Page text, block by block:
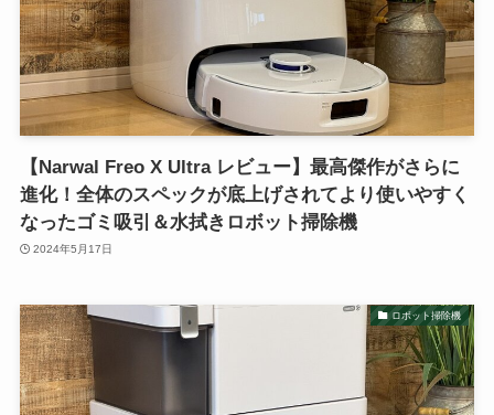
【Narwal Freo X Ultra レビュー】最高傑作がさらに
進化！全体のスペックが底上げされてより使いやすく
なったゴミ吸引＆水拭きロボット掃除機
2024年5月17日
ロボット掃除機